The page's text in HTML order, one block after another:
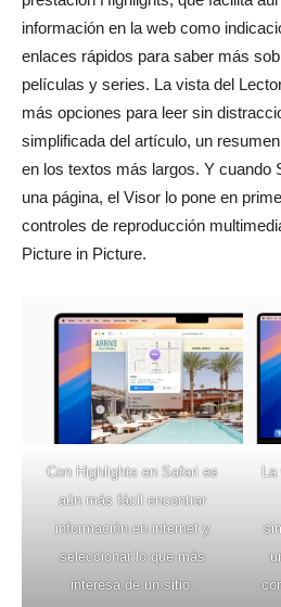
información en la web como
enlaces rápidos para saber más
películas y series. La vista del
más opciones para leer sin
simplificada del artículo, un
en los textos más largos. Y cuando
una página, el Visor lo pone en
controles de reproducción
Picture in Picture.
Con Highlights en Safari es
aún más fácil encontrar
información en internet y
seleccionar lo que más
interesa de un sitio.